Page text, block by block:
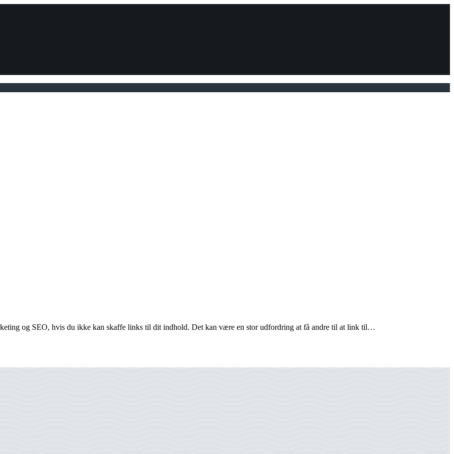
og SEO, hvis du ikke kan skaffe links til dit indhold. Det kan være en stor udfordring at få andre til at link til…